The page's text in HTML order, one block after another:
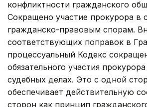
конфликтности гражданского
Сокращено участие прокурора в
гражданско-правовым спорам.
соответствующих поправок в
процессуальный Кодекс
обязательного участия
судебных делах. Это с одной
обеспечивает действительную
сторон как принцип